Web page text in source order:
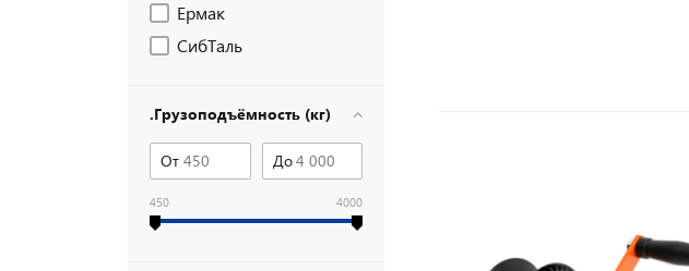
Ермак
СибТаль
.Грузоподъёмность (кг)
От До
450 4000